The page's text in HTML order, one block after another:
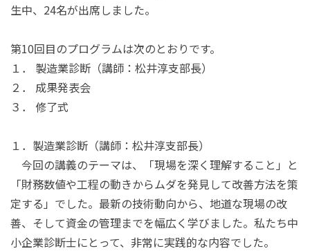
生中、 24名が出席しました。
第10回目のプログラムは次のとおりです。
１． 製造業診断（講師：松井淳支部長）
２． 成果発表会
３． 修了式
１．製造業診断（講師：松井淳支部長）
今回の講義のテーマは、「現場を深く理解すること」と
「財務数値や工程の動きからムダを発見して改善方法を策
定する」でした。最新の技術動向から、地道な現場の改
善、そして資金の管理までを幅広く学びました。私たち中
小企業診断士にとって、非常に実践的な内容でした。